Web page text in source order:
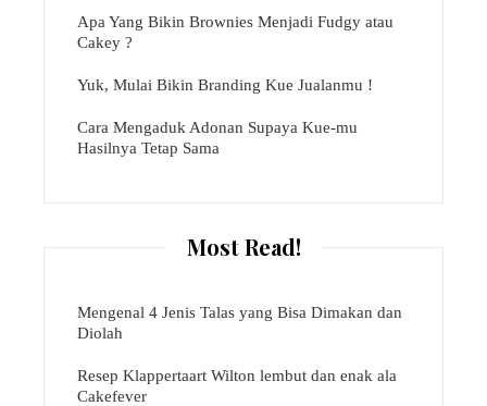
Apa Yang Bikin Brownies Menjadi Fudgy atau
Cakey ?
Yuk, Mulai Bikin Branding Kue Jualanmu !
Cara Mengaduk Adonan Supaya Kue-mu
Hasilnya Tetap Sama
Most Read!
Mengenal 4 Jenis Talas yang Bisa Dimakan dan
Diolah
Resep Klappertaart Wilton lembut dan enak ala
Cakefever